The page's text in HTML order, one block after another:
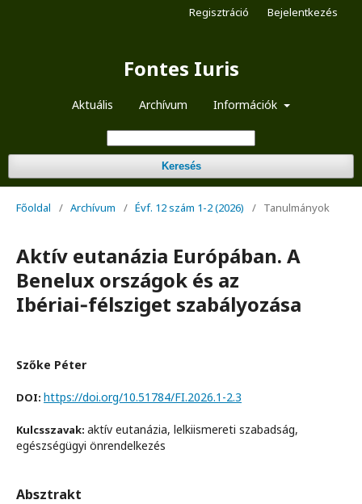
Fontes Iuris
Aktuális Archívum Információk
Keresés
Regisztráció Bejelentkezés
Főoldal / Archívum / Évf. 12 szám 1-2 (2026) / Tanulmányok
Aktív eutanázia Európában. A
Benelux országok és az
Ibériai‑félsziget szabályozása
Szőke Péter
DOI: https://doi.org/10.51784/FI.2026.1-2.3
Kulcsszavak: aktív eutanázia, lelkiismereti szabadság,
egészségügyi önrendelkezés
Absztrakt